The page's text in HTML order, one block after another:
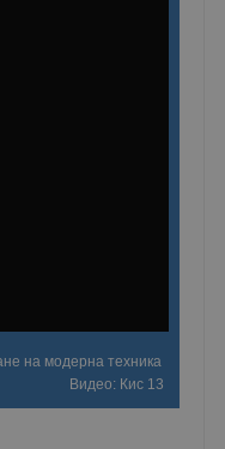
на модерна техника
Видео: Кис 13